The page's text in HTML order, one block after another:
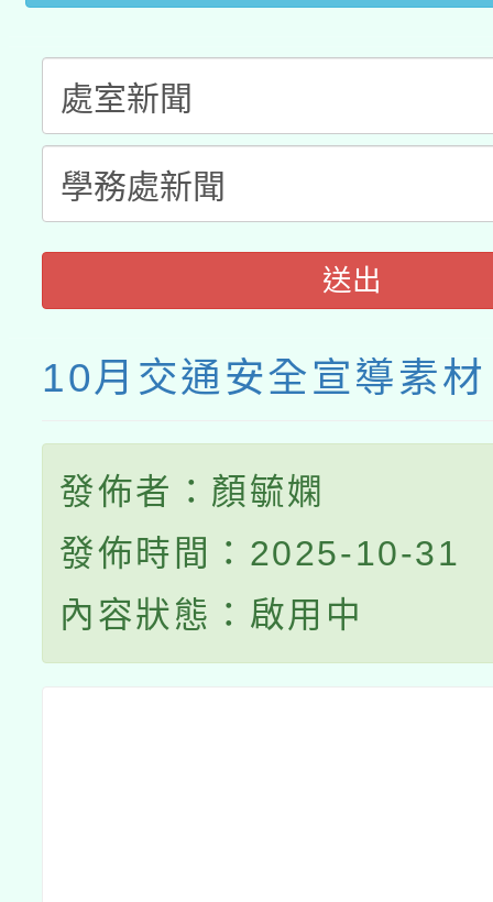
月28日止
送出
10月交通安全宣導素材
發佈者：顏毓嫻
發佈時間：2025-10-31
內容狀態：啟用中